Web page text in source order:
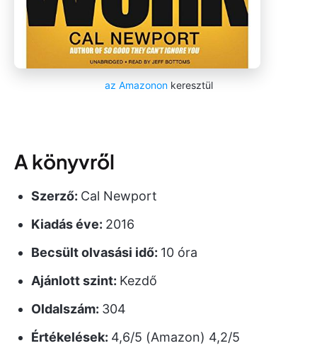
az Amazononkeresztül
A könyvről
Szerző: Cal Newport
Kiadás éve: 2016
Becsült olvasási idő: 10 óra
Ajánlott szint: Kezdő
Oldalszám: 304
Értékelések: 4,6/5 (Amazon) 4,2/5